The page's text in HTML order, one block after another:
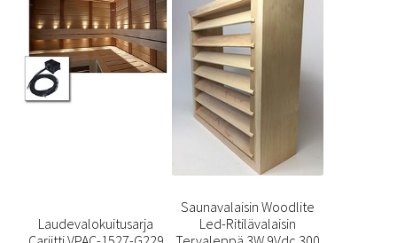
Laudevalokuitusarja
Saunavalaisin Woodlite
Led-Ritilävalaisin